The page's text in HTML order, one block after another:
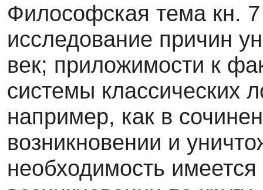
Философская тема кн.
исследование причин
век; приложимости к
системы классических
например, как в
возникновении и
необходимость